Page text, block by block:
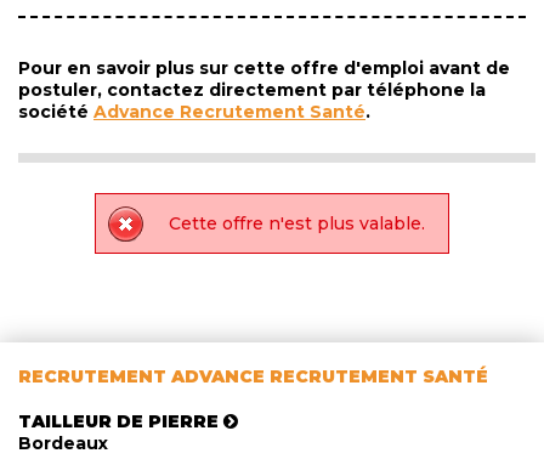
Pour en savoir plus sur cette offre d'emploi avant de
postuler, contactez directement par téléphone la
société Advance Recrutement Santé.
Cette offre n'est plus valable.
RECRUTEMENT ADVANCE RECRUTEMENT SANTÉ
TAILLEUR DE PIERRE
Bordeaux